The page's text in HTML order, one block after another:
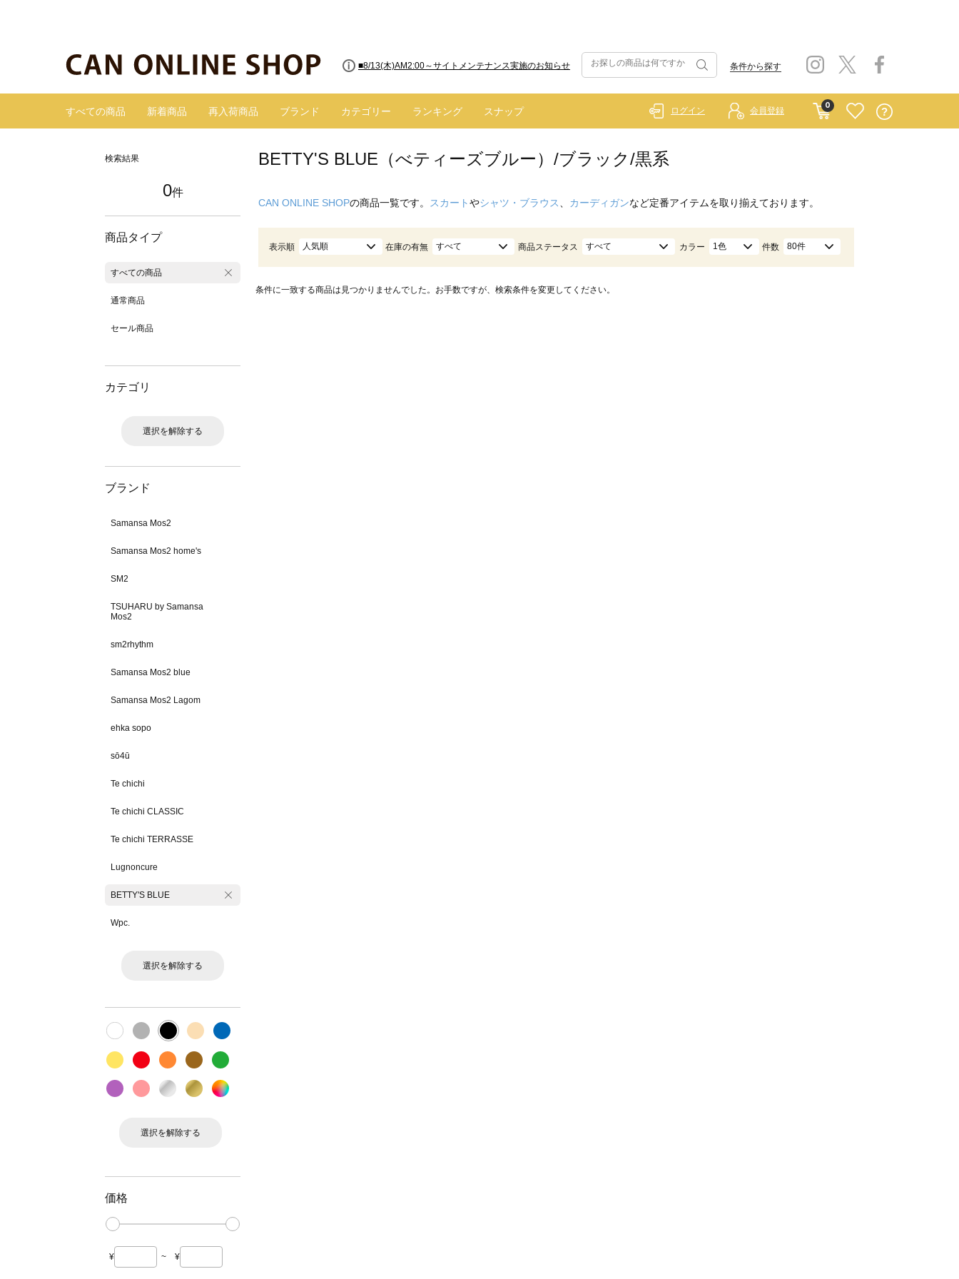
■8/13(木)AM2:00～サイトメンテナンス実施のお知らせ 条件から探す
すべての商品 新着商品 再入荷商品 ブランド カテゴリー ランキング スナップ
0
ログイン 会員登録
検索結果
0件
商品タイプ
すべての商品
通常商品
セール商品
カテゴリ
選択を解除する
ブランド
Samansa Mos2
Samansa Mos2 home's
SM2
TSUHARU by Samansa
Mos2
sm2rhythm
Samansa Mos2 blue
Samansa Mos2 Lagom
ehka sopo
sō4ū
Te chichi
Te chichi CLASSIC
Te chichi TERRASSE
Lugnoncure
BETTY'S BLUE
Wpc.
選択を解除する
選択を解除する
価格
¥ ~ ¥
BETTY'S BLUE（べティーズブルー）/ブラック/黒系
CAN ONLINE SHOPの商品一覧です。 スカートやシャツ・ブラウス カーディガンなど定番アイテムを取り揃えております。
表示順 人気順 在庫の有無 すべて 商品ステータス すべて カラー 1色 件数 80件
条件に一致する商品は見つかりませんでした。お手数ですが、検索条件を変更してください。